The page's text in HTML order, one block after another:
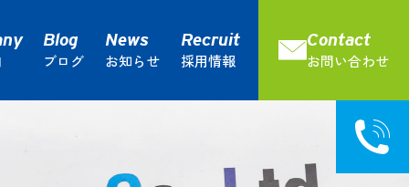
流通加工サービス
ブログ お知らせ 採用情報 お問い合わせ